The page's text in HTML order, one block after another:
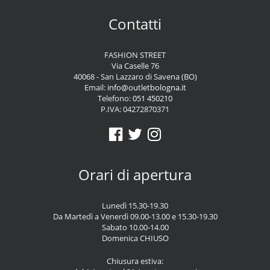
Contatti
FASHION STREET
Via Caselle 76
40068 - San Lazzaro di Savena (BO)
Email: info@outletbologna.it
Telefono:051 450210
P.IVA: 04272870371
Orari di apertura
Lunedì 15.30-19.30
Da Martedì a Venerdì 09.00-13.00 e 15.30-19.30
Sabato 10.00-14.00
Domenica CHIUSO
Chiusura estiva: